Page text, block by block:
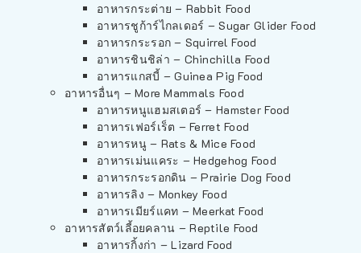
อาหารกระต่าย – Rabbit Food
อาหารชูก้าร์ไกลเดอร์ – Sugar Glider Food
อาหารกระรอก – Squirrel Food
อาหารชินชิล่า – Chinchilla Food
อาหารแกสบี้ – Guinea Pig Food
อาหารอื่นๆ – More Mammals Food
อาหารหนูแฮมสเตอร์ – Hamster Food
อาหารเฟอร์เร็ต – Ferret Food
อาหารหนู – Rats & Mice Food
อาหารเม่นแคระ – Hedgehog Food
อาหารกระรอกดิน – Prairie Dog Food
อาหารลิง – Monkey Food
อาหารเมียร์แคท – Meerkat Food
อาหารสัตว์เลี้อยคลาน – Reptile Food
อาหารกิ้งก่า – Lizard Food